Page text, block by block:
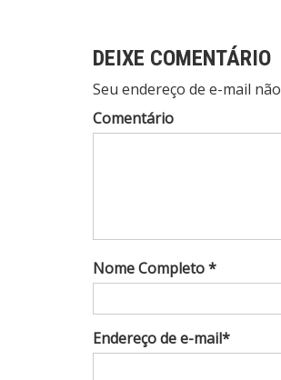
DEIXE COMENTÁRIO
Seu endereço de e-mail
Comentário
Nome Completo *
Endereço de e-mail*